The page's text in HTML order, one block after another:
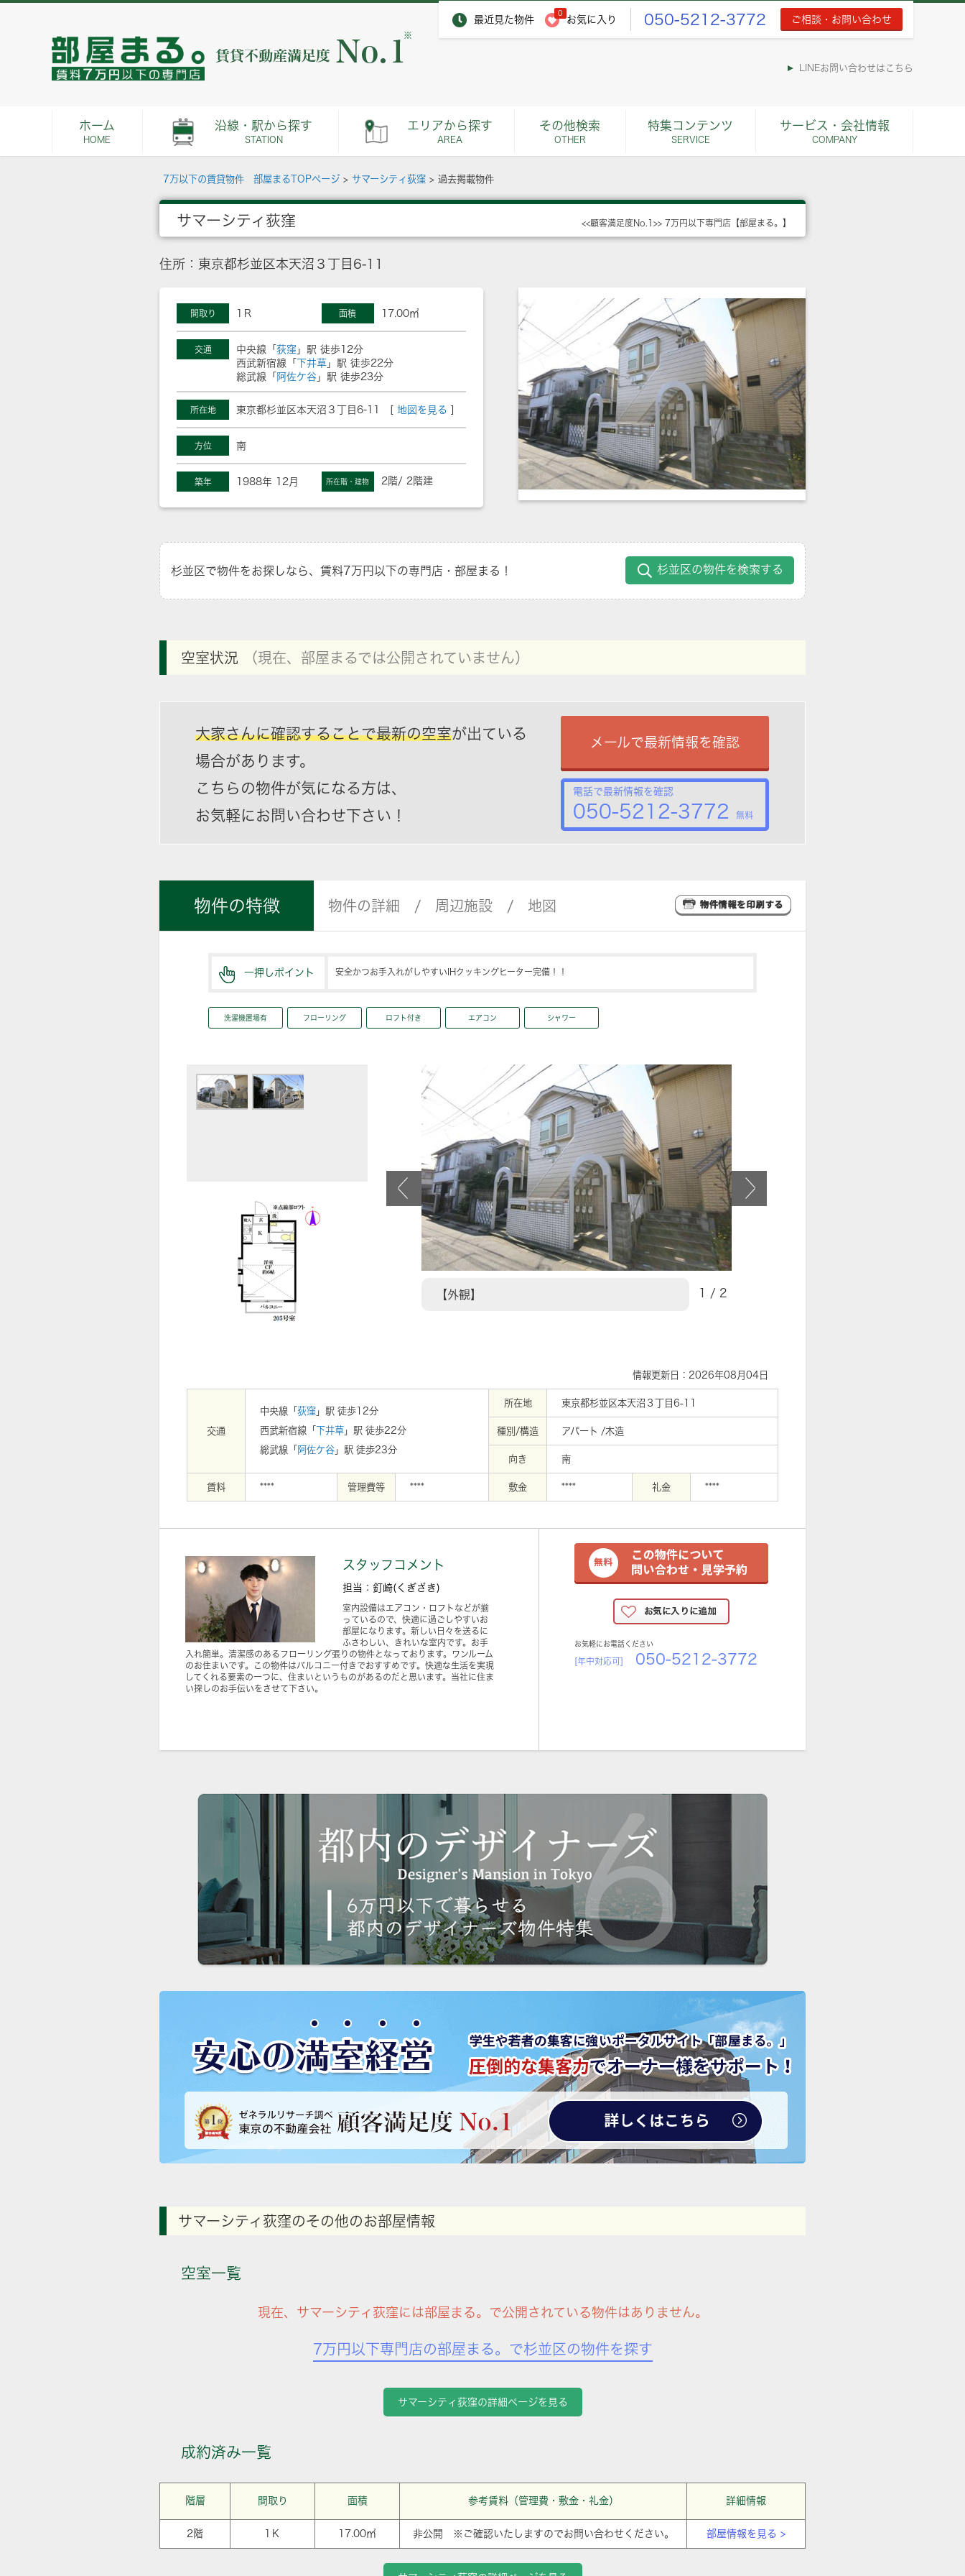
最近見た物件
0
お気に入り 050-5212-3772 ご相談・お問い合わせ
※
LINEお問い合わせはこちら
ホーム
HOME
沿線・駅から探す
STATION
エリアから探す
AREA
その他検索
OTHER
特集コンテンツ
SERVICE
サービス・会社情報
COMPANY
7万以下の賃貸物件 部屋まるTOPページ > サマーシティ荻窪 > 過去掲載物件
サマーシティ荻窪 <<顧客満足度No.1>> 7万円以下専門店【部屋まる。】
住所：東京都杉並区本天沼３丁目6-11
間取り 1Ｒ 面積 17.00㎡
交通 中央線「 荻窪 」駅 徒歩12分
西武新宿線「
下井草 」駅 徒歩22分
総武線「 阿佐ケ谷 」駅 徒歩23分
所在地 東京都杉並区本天沼３丁目6-11 [ 地図を見る
方位 南
築年 1988年 12月 所在階・建物 2階/ 2階建
杉並区で物件をお探しなら、賃料7万円以下の専門店・部屋まる！ 杉並区の物件を検索する
空室状況 （現在、部屋まるでは公開されていません）
大家さんに確認することで最新の空室が出ている
場合があります。
こちらの物件が気になる方は、
お気軽にお問い合わせ下さい！
メールで最新情報を確認
電話で最新情報を確認
050-5212-3772 無料
物件の特徴 物件の詳細 周辺施設 地図
一押しポイント 安全かつお手入れがしやすいIHクッキングヒーター完備！！
洗濯機置場有 フローリング ロフト付き エアコン シャワー
【外観】 1 / 2
情報更新日：2026年08月04日
交通
中央線「 荻窪 」駅 徒歩12分
西武新宿線「
下井草 」駅 徒歩22分
総武線「 阿佐ケ谷 」駅 徒歩23分
所在地 東京都杉並区本天沼３丁目6-11
種別/構造 アパート /木造
向き 南
賃料 **** 管理費等 **** 敷金 **** 礼金 ****
スタッフコメント
担当：釘崎(くぎざき)
室内設備はエアコン・ロフトなどが揃
っているので、快適に過ごしやすいお
部屋になります。新しい日々を送るに
ふさわしい、きれいな室内です。お手
入れ簡単。清潔感のあるフローリング張りの物件となっております。ワンルーム
のお住まいです。この物件はバルコニー付きでおすすめです。快適な生活を実現
してくれる要素の一つに、住まいというものがあるのだと思います。当社に住ま
い探しのお手伝いをさせて下さい。
お気軽にお電話ください
[年中対応可] 050-5212-3772
サマーシティ荻窪のその他のお部屋情報
空室一覧
現在、サマーシティ荻窪には部屋まる。で公開されている物件はありません。
7万円以下専門店の部屋まる。で杉並区の物件を探す
サマーシティ荻窪の詳細ページを見る
成約済み一覧
階層 間取り 面積 参考賃料（管理費・敷金・礼金） 詳細情報
2階 1Ｋ 17.00㎡ 非公開 ※ご確認いたしますのでお問い合わせください。 部屋情報を見る >